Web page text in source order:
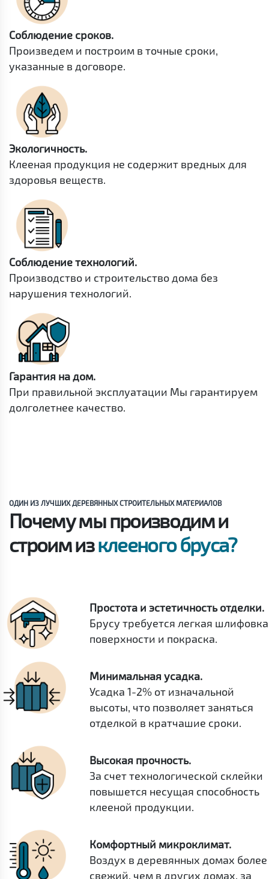
Соблюдение сроков.
Произведем и построим в точные сроки,
указанные в договоре.
Экологичность.
Клееная продукция не содержит вредных для
здоровья веществ.
Соблюдение технологий.
Производство и строительство дома без
нарушения технологий.
Гарантия на дом.
При правильной эксплуатации Мы гарантируем
долголетнее качество.
ОДИН ИЗ ЛУЧШИХ ДЕРЕВЯННЫХ СТРОИТЕЛЬНЫХ МАТЕРИАЛОВ
Почему мы производим и
строим изклееного бруса?
Простота и эстетичность отделки.
Брусу требуется легкая шлифовка
поверхности и покраска.
Минимальная усадка.
Усадка 1-2% от изначальной
высоты, что позволяет заняться
отделкой в кратчашие сроки.
Высокая прочность.
За счет технологической склейки
повышется несущая способность
клееной продукции.
Комфортный микроклимат.
Воздух в деревянных домах более
свежий, чем в других домах, за